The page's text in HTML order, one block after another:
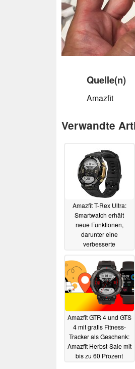
Quelle(n)
Amazfit
Verwandte
Amazfit T-Rex Ultra:
Smartwatch erhält
neue Funktionen,
darunter eine
verbesserte
07.09.2023
Amazfit GTR 4 und GTS
4 mit gratis Fitness-
Tracker als Geschenk:
Amazfit Herbst-Sale mit
bis zu 60 Prozent